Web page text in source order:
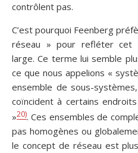
contrôlent pas.
C’est pourquoi Feenberg
réseau » pour refléter cet
large. Ce terme lui semble
ce que nous appelions «
ensemble de sous-
coïncident à certains
»20). Ces ensembles de
pas homogènes ou
le concept de réseau est